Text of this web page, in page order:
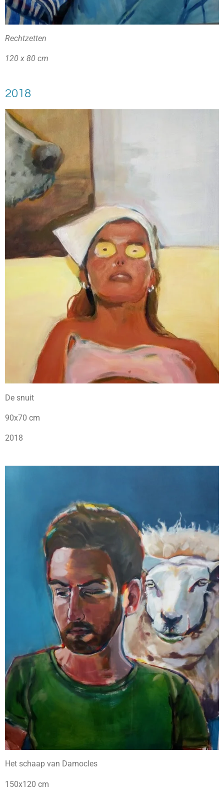
Rechtzetten
120 x 80 cm
2018
De snuit
90x70 cm
2018
Het schaap van Damocles
150x120 cm